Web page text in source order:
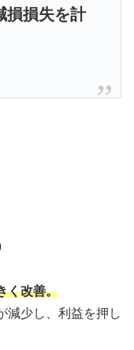
損損失を計
く改善。
減少し、利益を押し